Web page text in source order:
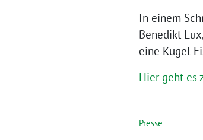
In einem
Benedikt
eine Kugel
Hier geht es
Presse